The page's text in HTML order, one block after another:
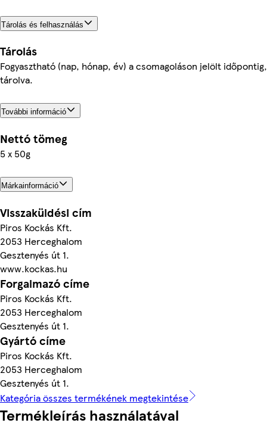
Tárolás és felhasználás
Tárolás
Fogyasztható (nap, hónap, év) a csomagoláson jelölt
tárolva.
További információ
Nettó tömeg
5 x 50g
Márkainformáció
Visszaküldési cím
Piros Kockás Kft.
2053 Herceghalom
Gesztenyés út 1.
www.kockas.hu
Forgalmazó címe
Piros Kockás Kft.
2053 Herceghalom
Gesztenyés út 1.
Gyártó címe
Piros Kockás Kft.
2053 Herceghalom
Gesztenyés út 1.
Kategória összes termékének megtekintése
Termékleírás használatával